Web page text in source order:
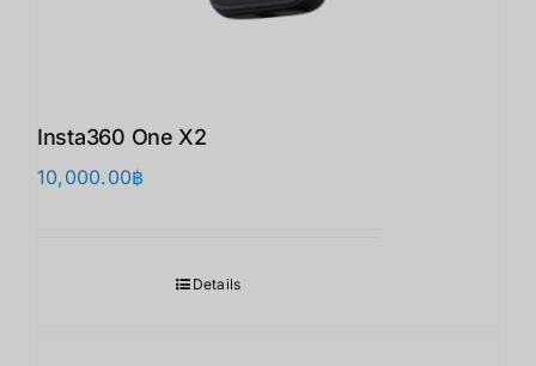
Insta360 One X2
10,000.00฿
Details